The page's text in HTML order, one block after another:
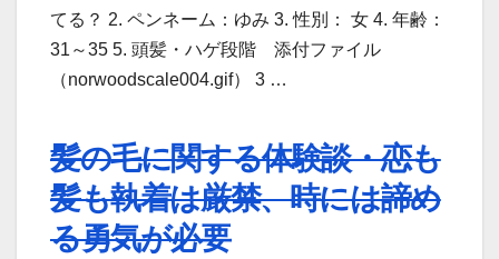
てる？ 2. ペンネーム：ゆみ 3. 性別： 女 4. 年齢：
31～35 5. 頭髪・ハゲ段階 添付ファイル
（norwoodscale004.gif） 3 …
髪の毛に関する体験談・恋も
髪も執着は厳禁、時には諦め
る勇気が必要